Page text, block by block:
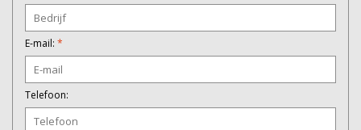
E-mail: *
Telefoon: